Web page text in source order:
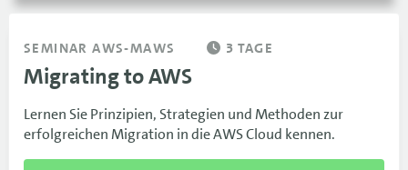
SEMINAR AWS-MAWS 3 TAGE
Migrating to AWS
Lernen Sie Prinzipien, Strategien und Methoden zur
erfolgreichen Migration in die AWS Cloud kennen.